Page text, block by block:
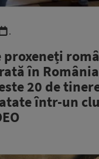
.
proxeneți
în
20 de
într-un